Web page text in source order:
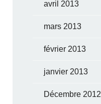
avril 2013
mars 2013
février 2013
janvier 2013
Décembre 2012